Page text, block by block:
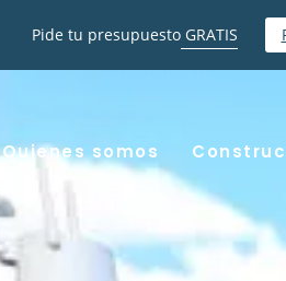
Pide tu presupuestoGRATIS
Quienes somos